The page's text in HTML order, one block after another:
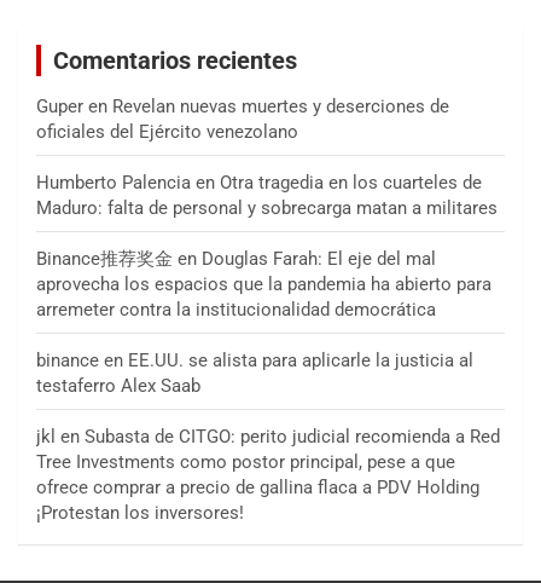
Comentarios recientes
Guper en Revelan nuevas muertes y deserciones de
oficiales del Ejército venezolano
Humberto Palencia en Otra tragedia en los cuarteles de
Maduro: falta de personal y sobrecarga matan a militares
Binance推荐奖金 en Douglas Farah: El eje del mal
aprovecha los espacios que la pandemia ha abierto para
arremeter contra la institucionalidad democrática
binance en EE.UU. se alista para aplicarle la justicia al
testaferro Alex Saab
jkl en Subasta de CITGO: perito judicial recomienda a Red
Tree Investments como postor principal, pese a que
ofrece comprar a precio de gallina flaca a PDV Holding
¡Protestan los inversores!